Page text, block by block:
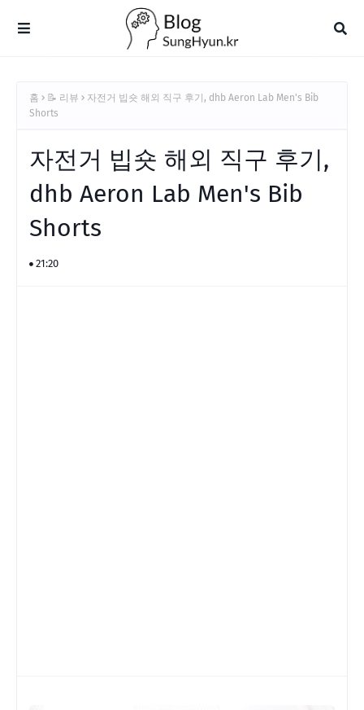
홈 📝 리뷰
자전거 빕숏 해외 직구 후기, dhb Aeron Lab Men's Bib
Shorts
자전거 빕숏 해외 직구 후기,
dhb Aeron Lab Men's Bib
Shorts
21:20